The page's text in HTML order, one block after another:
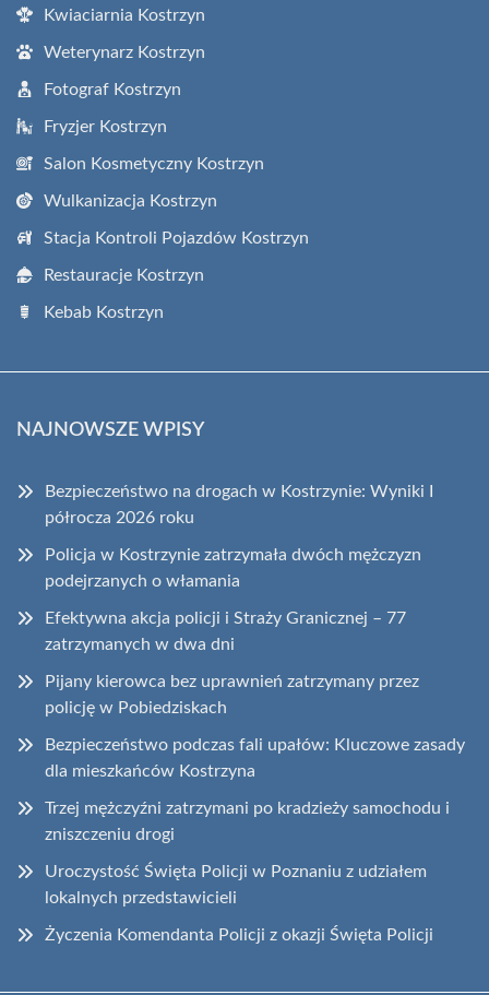
Kwiaciarnia Kostrzyn
Weterynarz Kostrzyn
Fotograf Kostrzyn
Fryzjer Kostrzyn
Salon Kosmetyczny Kostrzyn
Wulkanizacja Kostrzyn
Stacja Kontroli Pojazdów Kostrzyn
Restauracje Kostrzyn
Kebab Kostrzyn
NAJNOWSZE WPISY
Bezpieczeństwo na drogach w Kostrzynie: Wyniki I
półrocza 2026 roku
Policja w Kostrzynie zatrzymała dwóch mężczyzn
podejrzanych o włamania
Efektywna akcja policji i Straży Granicznej – 77
zatrzymanych w dwa dni
Pijany kierowca bez uprawnień zatrzymany przez
policję w Pobiedziskach
Bezpieczeństwo podczas fali upałów: Kluczowe zasady
dla mieszkańców Kostrzyna
Trzej mężczyźni zatrzymani po kradzieży samochodu i
zniszczeniu drogi
Uroczystość Święta Policji w Poznaniu z udziałem
lokalnych przedstawicieli
Życzenia Komendanta Policji z okazji Święta Policji